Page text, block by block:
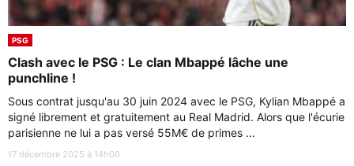
PSG
Clash avec le PSG : Le clan Mbappé lâche une
punchline !
Sous contrat jusqu'au 30 juin 2024 avec le PSG, Kylian Mbappé a
signé librement et gratuitement au Real Madrid. Alors que l'écurie
parisienne ne lui a pas versé 55M€ de primes ...
17 décembre 2025 à 14h00